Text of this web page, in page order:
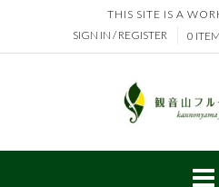
content
THIS SITE IS A
SIGN IN / REGISTER
0